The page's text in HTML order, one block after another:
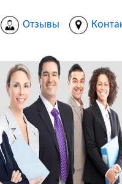
Отзывы